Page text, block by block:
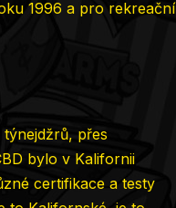
1996 a pro rekreační
přes
bylo v Kalifornii
certifikace a testy